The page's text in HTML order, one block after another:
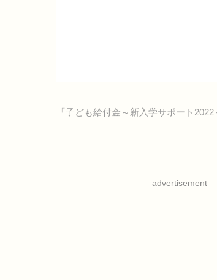
「子ども給付金～新入学サポート
advertisement